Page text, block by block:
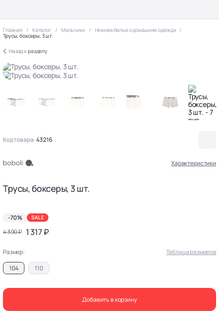
Главная Каталог Мальчики
Нижнее белье и домашняя одежда
Трусы, боксеры, 3 шт.
Назад к разделу
Код товара:43216
Характеристики
Трусы, боксеры, 3 шт.
-70% SALE
4 390 ₽ 1 317 ₽
Размер:
Таблица размеров
104
110
Добавить в корзину